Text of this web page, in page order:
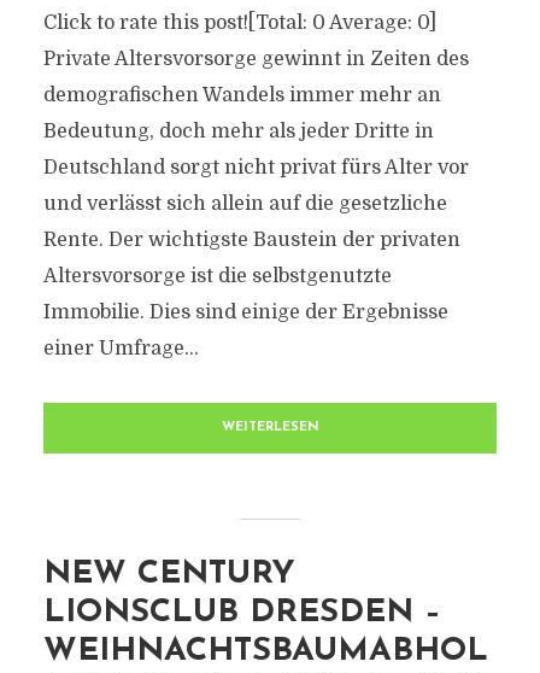
Click to rate this post![Total: 0 Average: 0]
Private Altersvorsorge gewinnt in Zeiten des
demografischen Wandels immer mehr an
Bedeutung, doch mehr als jeder Dritte in
Deutschland sorgt nicht privat fürs Alter vor
und verlässt sich allein auf die gesetzliche
Rente. Der wichtigste Baustein der privaten
Altersvorsorge ist die selbstgenutzte
Immobilie. Dies sind einige der Ergebnisse
einer Umfrage...
WEITERLESEN
NEW CENTURY
LIONSCLUB DRESDEN –
WEIHNACHTSBAUMABHOL